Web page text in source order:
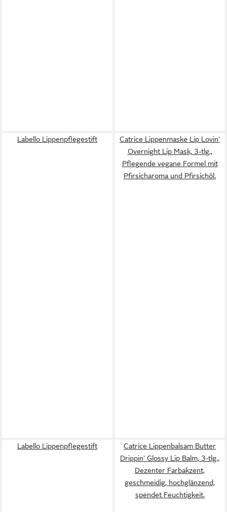
Labello Lippenpflegestift
Catrice Lippenmaske Lip Lovin'
Overnight Lip Mask, 3-tlg.,
Pflegende vegane Formel mit
Pfirsicharoma und Pfirsichöl.
Labello Lippenpflegestift
Catrice Lippenbalsam Butter
Drippin' Glossy Lip Balm, 3-tlg.,
Dezenter Farbakzent,
geschmeidig, hochglänzend,
spendet Feuchtigkeit.